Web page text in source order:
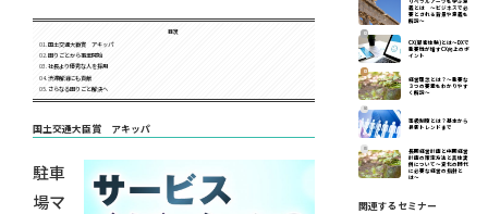
目次
国土交通大臣賞 アキッパ
困りごとから事業開始
社長より優秀な人を採用
渋滞解消にも貢献
さらなる困りごと解決へ
国土交通大臣賞 アキッパ
駐車
場マ
義とは ～ビジネスで必
要とされる背景や意義を
解説～
02
CX(顧客体験)とは～DXで
重要性が増すCX向上のポ
イント
03
経営理念とは？～重要な
３つの要素をわかりやす
く解説～
等級制度とは？基本から
最新トレンドまで
05
長期経営計画と中期経営
計画の策定方法と具体実
例について〜変化の時代
に必要な経営の指針と
は〜
関連するセミナー